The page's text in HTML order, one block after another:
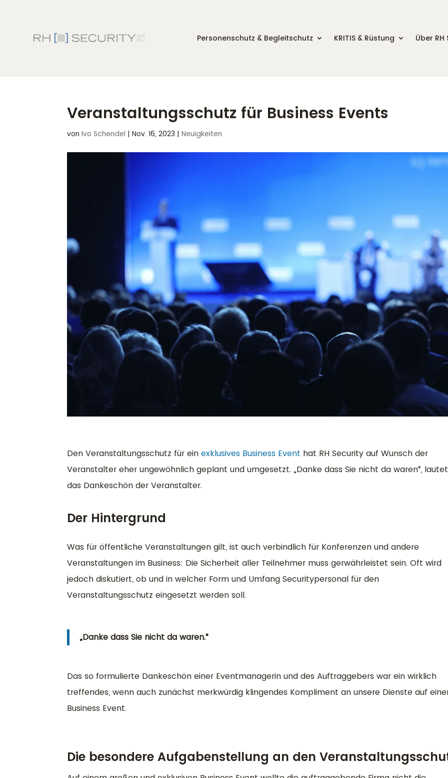
Personenschutz & Begleitschutz KRITIS & Rüstung Über RH
Veranstaltungsschutz für Business Events
vonIvo Schendel |Nov. 16, 2023 |Neuigkeiten
Den Veranstaltungsschutz für einexklusives Business Event hat RH Security auf Wunsch der
Veranstalter eher ungewöhnlich geplant und umgesetzt. „Danke dass Sie nicht da waren“,
das Dankeschön der Veranstalter.
Der Hintergrund
Was für öffentliche Veranstaltungen gilt, ist auch verbindlich für Konferenzen und andere
Veranstaltungen im Business: Die Sicherheit aller Teilnehmer muss gerwährleistet sein. Oft wird
jedoch diskutiert, ob und in welcher Form und Umfang Securitypersonal für den
Veranstaltungsschutz eingesetzt werden soll.
„Danke dass Sie nicht da waren.“
Das so formulierte Dankeschön einer Eventmanagerin und des Auftraggebers war ein wirklich
treffendes, wenn auch zunächst merkwürdig klingendes Kompliment an unsere Dienste auf
Business Event.
Die besondere Aufgabenstellung an den